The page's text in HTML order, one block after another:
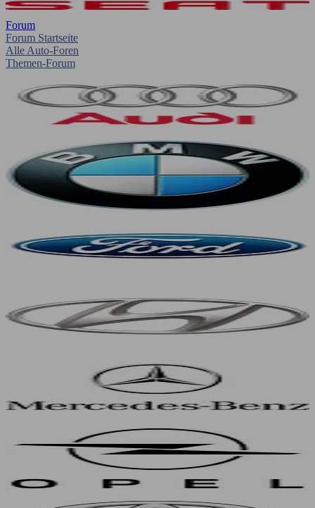
Forum
Forum Startseite
Alle Auto-Foren
Themen-Forum